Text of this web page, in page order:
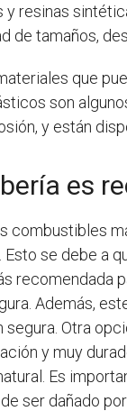
resinas
de tamaños,
que
son
y están
es
combustibles
se debe a
recomendada
Además,
Otra
y muy
Es
ser dañado